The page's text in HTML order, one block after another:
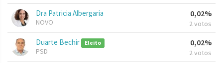
Dra Patricia Albergaria
NOVO
0,02%
2 votos
Duarte Bechir Eleito
PSD
0,02%
2 votos